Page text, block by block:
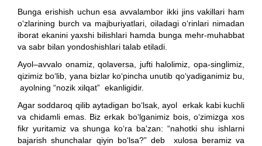
Bunga erishish uchun esa avvalambor ikki jins vakillari ham
o‘zlarining burch va majburiyatlari, oiladagi o‘rinlari nimadan
iborat ekanini yaxshi bilishlari hamda bunga mehr-muhabbat
va sabr bilan yondoshishlari talab etiladi.
Ayol–avvalo onamiz, qolaversa, jufti halolimiz, opa-singlimiz,
qizimiz bo‘lib, yana bizlar ko‘pincha unutib qo‘yadiganimiz bu,
ayolning “nozik xilqat” ekanligidir.
Agar soddaroq qilib aytadigan bo‘lsak, ayol erkak kabi kuchli
va chidamli emas. Biz erkak bo‘lganimiz bois, o‘zimizga xos
fikr yuritamiz va shunga ko‘ra ba'zan: “nahotki shu ishlarni
bajarish shunchalar qiyin bo‘lsa?” deb xulosa beramiz va